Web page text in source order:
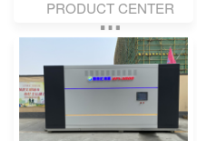
PRODUCT CENTER